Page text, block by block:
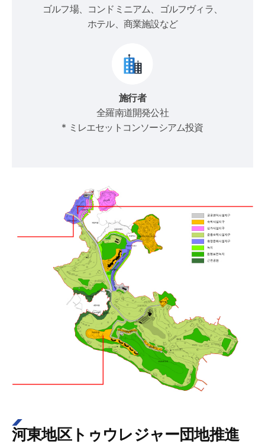
ゴルフ場、コンドミニアム、ゴルフヴィラ、
ホテル、商業施設など
施行者
全羅南道開発公社
* ミレエセットコンソーシアム投資
河東地区トゥウレジャー団地推進